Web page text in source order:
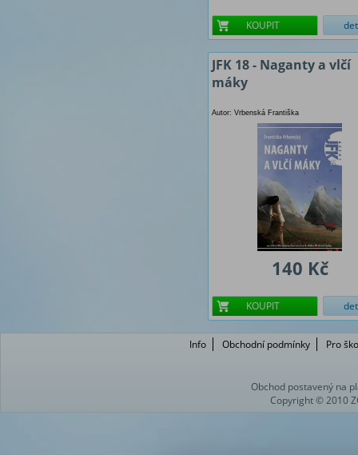
KOUPIT
JFK 18 - Naganty a vlčí
máky
Autor: Vrbenská Františka
140 Kč
KOUPIT
Info Obchodní podmínky Pro
Obchod postavený na
Copyright © 2010